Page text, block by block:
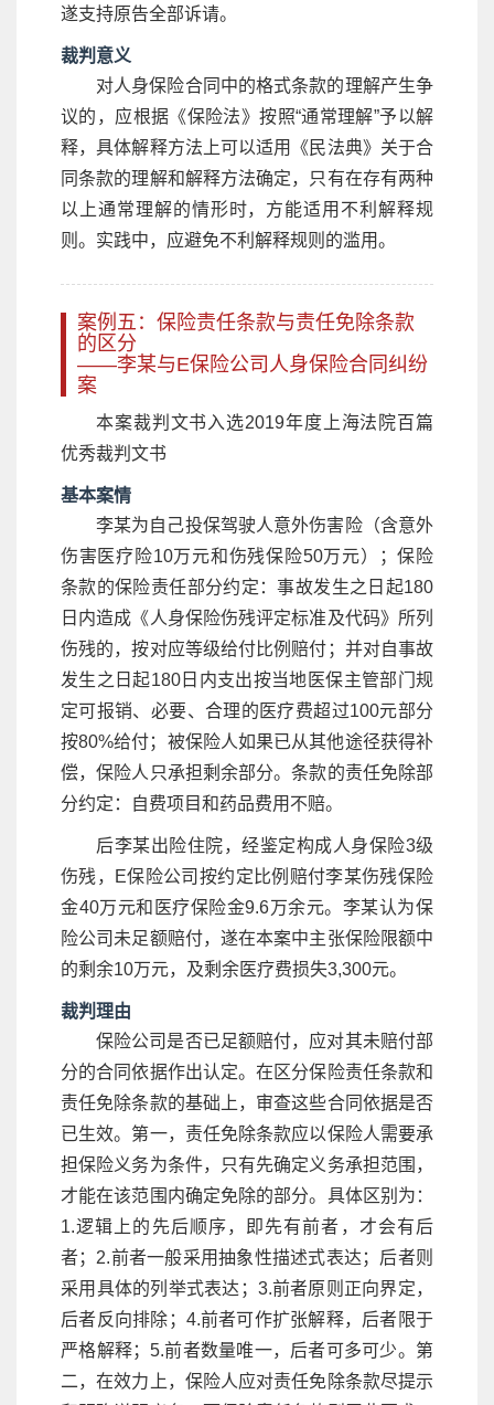
遂支持原告全部诉请。
裁判意义
对人身保险合同中的格式条款的理解产生争
议的，应根据《保险法》按照“通常理解”予以解
释，具体解释方法上可以适用《民法典》关于合
同条款的理解和解释方法确定，只有在存有两种
以上通常理解的情形时，方能适用不利解释规
则。实践中，应避免不利解释规则的滥用。
案例五：保险责任条款与责任免除条款
的区分
——李某与E保险公司人身保险合同纠纷
案
本案裁判文书入选2019年度上海法院百篇
优秀裁判文书
基本案情
李某为自己投保驾驶人意外伤害险（含意外
伤害医疗险10万元和伤残保险50万元）；保险
条款的保险责任部分约定：事故发生之日起180
日内造成《人身保险伤残评定标准及代码》所列
伤残的，按对应等级给付比例赔付；并对自事故
发生之日起180日内支出按当地医保主管部门规
定可报销、必要、合理的医疗费超过100元部分
按80%给付；被保险人如果已从其他途径获得补
偿，保险人只承担剩余部分。条款的责任免除部
分约定：自费项目和药品费用不赔。
后李某出险住院，经鉴定构成人身保险3级
伤残，E保险公司按约定比例赔付李某伤残保险
金40万元和医疗保险金9.6万余元。李某认为保
险公司未足额赔付，遂在本案中主张保险限额中
的剩余10万元，及剩余医疗费损失3,300元。
裁判理由
保险公司是否已足额赔付，应对其未赔付部
分的合同依据作出认定。在区分保险责任条款和
责任免除条款的基础上，审查这些合同依据是否
已生效。第一，责任免除条款应以保险人需要承
担保险义务为条件，只有先确定义务承担范围，
才能在该范围内确定免除的部分。具体区别为：
1.逻辑上的先后顺序，即先有前者，才会有后
者；2.前者一般采用抽象性描述式表达；后者则
采用具体的列举式表达；3.前者原则正向界定，
后者反向排除；4.前者可作扩张解释，后者限于
严格解释；5.前者数量唯一，后者可多可少。第
二，在效力上，保险人应对责任免除条款尽提示